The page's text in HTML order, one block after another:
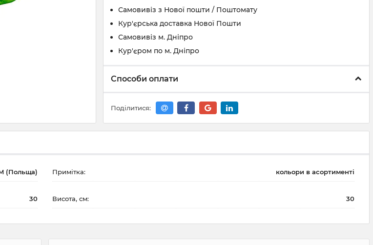
Самовивіз з Нової пошти / Поштомату
Кур'єрська доставка Нової Пошти
Самовивіз м. Дніпро
Кур'єром по м. Дніпро
Способи оплати
Поділитися:
(Польща) Примітка: кольори в асортименті
30 Висота, см: 30